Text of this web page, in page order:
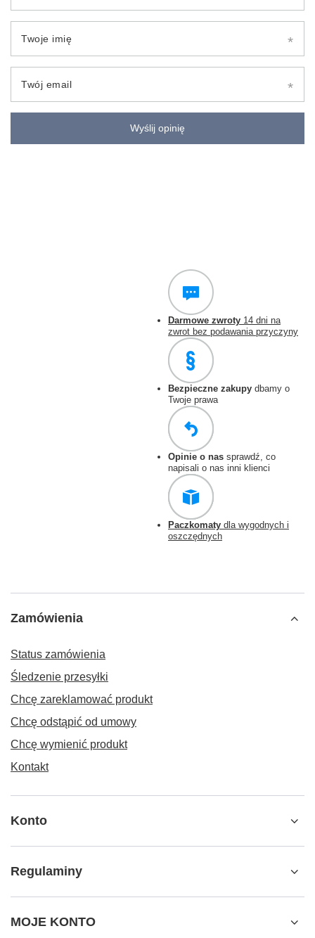
Twoje imię
Twój email
Wyślij opinię
Darmowe zwroty 14 dni na
zwrot bez podawania przyczyny
Bezpieczne zakupy dbamy o
Twoje prawa
Opinie o nas sprawdź, co
napisali o nas inni klienci
Paczkomaty dla wygodnych i
oszczędnych
Zamówienia
Status zamówienia
Śledzenie przesyłki
Chcę zareklamować produkt
Chcę odstąpić od umowy
Chcę wymienić produkt
Kontakt
Konto
Regulaminy
MOJE KONTO